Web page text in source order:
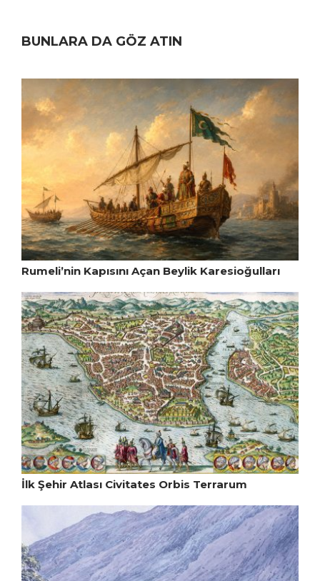
BUNLARA DA GÖZ ATIN
Rumeli’nin Kapısını Açan Beylik Karesioğulları
İlk Şehir Atlası Civitates Orbis Terrarum